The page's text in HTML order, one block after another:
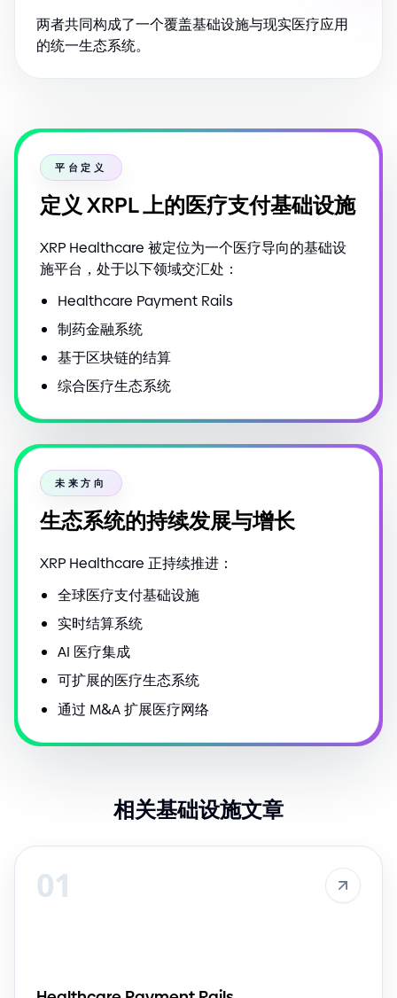
两者共同构成了一个覆盖基础设施与现实医疗应用
的统一生态系统。
平台定义
定义 XRPL 上的医疗支付基础设施
XRP Healthcare 被定位为一个医疗导向的基础设
施平台，处于以下领域交汇处：
Healthcare Payment Rails
制药金融系统
基于区块链的结算
综合医疗生态系统
未来方向
生态系统的持续发展与增长
XRP Healthcare 正持续推进：
全球医疗支付基础设施
实时结算系统
AI 医疗集成
可扩展的医疗生态系统
通过 M&A 扩展医疗网络
相关基础设施文章
01